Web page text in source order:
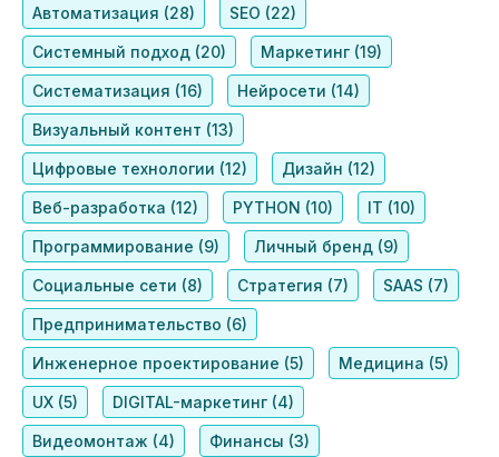
Автоматизация (28) SEO (22)
Системный подход (20) Маркетинг (19)
Систематизация (16) Нейросети (14)
Визуальный контент (13)
Цифровые технологии (12) Дизайн (12)
Веб-разработка (12) PYTHON (10) IT (10)
Программирование (9) Личный бренд (9)
Социальные сети (8) Стратегия (7) SAAS (7)
Предпринимательство (6)
Инженерное проектирование (5) Медицина (5)
UX (5) DIGITAL-маркетинг (4)
Видеомонтаж (4) Финансы (3)